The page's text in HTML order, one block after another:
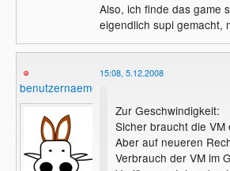
verbraucht,
ist zum Einen nichts
nunmal darauf
bei neueren Rechnern
Auch wird von Sun
Perfomance mit jeder
steigern,
Also, ich finde das game
eigendlich supi gemacht,
benutzernaemelchen
15:08, 5.12.2008
Zur Geschwindigkeit:
Sicher braucht die
Aber auf neueren
Verbrauch der VM im